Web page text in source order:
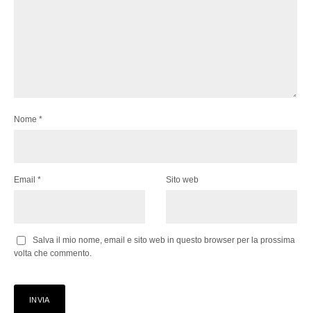
Nome *
Email * Sito web
Salva il mio nome, email e sito web in questo browser per la prossima
volta che commento.